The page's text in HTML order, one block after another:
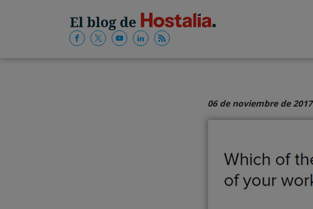
06 de noviembre de 2017